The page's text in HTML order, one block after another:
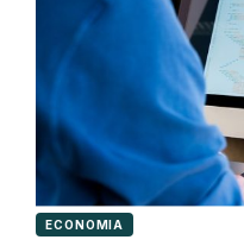
ECONOMIA